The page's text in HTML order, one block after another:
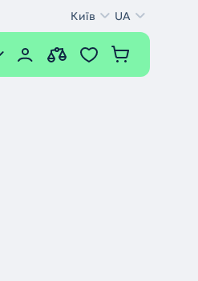
Київ UA